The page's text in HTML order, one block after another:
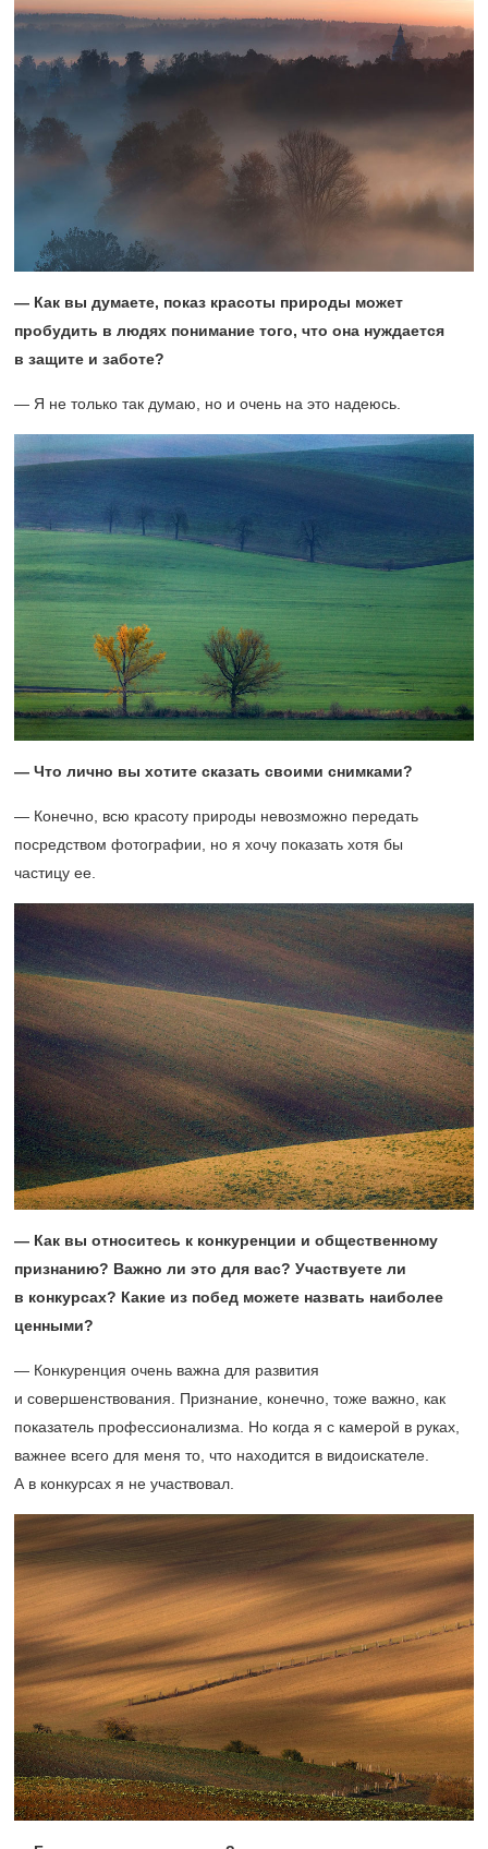
— Как вы думаете, показ красоты природы может
пробудить в людях понимание того, что она нуждается
в защите и заботе?
— Я не только так думаю, но и очень на это надеюсь.
— Что лично вы хотите сказать своими снимками?
— Конечно, всю красоту природы невозможно передать
посредством фотографии, но я хочу показать хотя бы
частицу ее.
— Как вы относитесь к конкуренции и общественному
признанию? Важно ли это для вас? Участвуете ли
в конкурсах? Какие из побед можете назвать наиболее
ценными?
— Конкуренция очень важна для развития
и совершенствования. Признание, конечно, тоже важно, как
показатель профессионализма. Но когда я с камерой в руках,
важнее всего для меня то, что находится в видоискателе.
А в конкурсах я не участвовал.